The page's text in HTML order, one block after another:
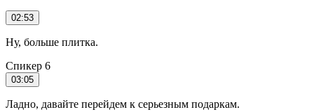
02:53
Ну, больше плитка.
Спикер 6
03:05
Ладно, давайте перейдем к серьезным подаркам.